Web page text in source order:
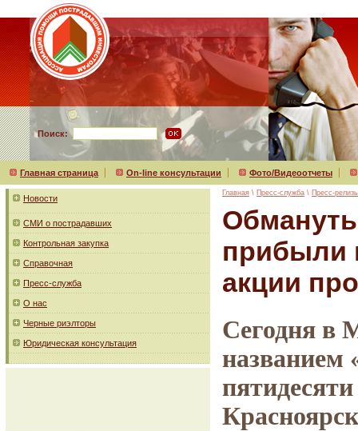
Поиск:
Главная страница On-line консультации Фото/Видеоотчеты
Новости
СМИ о пострадавших
Контрольная закупка
Справочная
Пресс-служба
О нас
Черные риэлторы
Юридическая консультация
Главная \ Пресс-служба \ Пресс-релизы
прибыли
акции
Сегодня в
названием